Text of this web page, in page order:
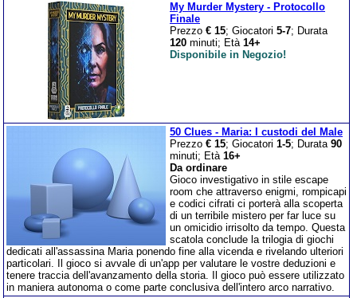
My Murder Mystery - Protocollo
Finale
Prezzo € 15; Giocatori 5-7; Durata
120 minuti; Età 14+
Disponibile in Negozio!
50 Clues - Maria: I custodi del Male
Prezzo € 15; Giocatori 1-5; Durata 90
minuti; Età 16+
Da ordinare
Gioco investigativo in stile escape
room che attraverso enigmi, rompicapi
e codici cifrati ci porterà alla scoperta
di un terribile mistero per far luce su
un omicidio irrisolto da tempo. Questa
scatola conclude la trilogia di giochi
dedicati all'assassina Maria ponendo fine alla vicenda e rivelando ulteriori
particolari. Il gioco si avvale di un'app per valutare le vostre deduzioni e
tenere traccia dell'avanzamento della storia. Il gioco può essere utilizzato
in maniera autonoma o come parte conclusiva dell'intero arco narrativo.